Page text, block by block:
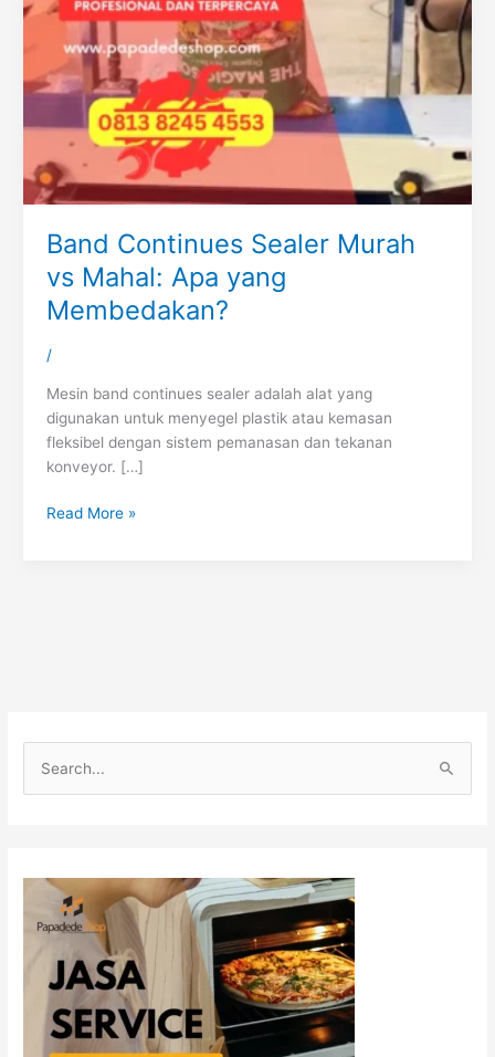
Band Continues Sealer Murah
vs Mahal: Apa yang
Membedakan?
/
Mesin band continues sealer adalah alat yang
digunakan untuk menyegel plastik atau kemasan
fleksibel dengan sistem pemanasan dan tekanan
konveyor. […]
Read More »